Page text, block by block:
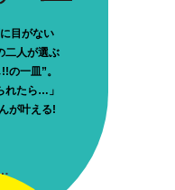
目がない
二人が選ぶ
の一皿”。
れたら…」
が叶える!